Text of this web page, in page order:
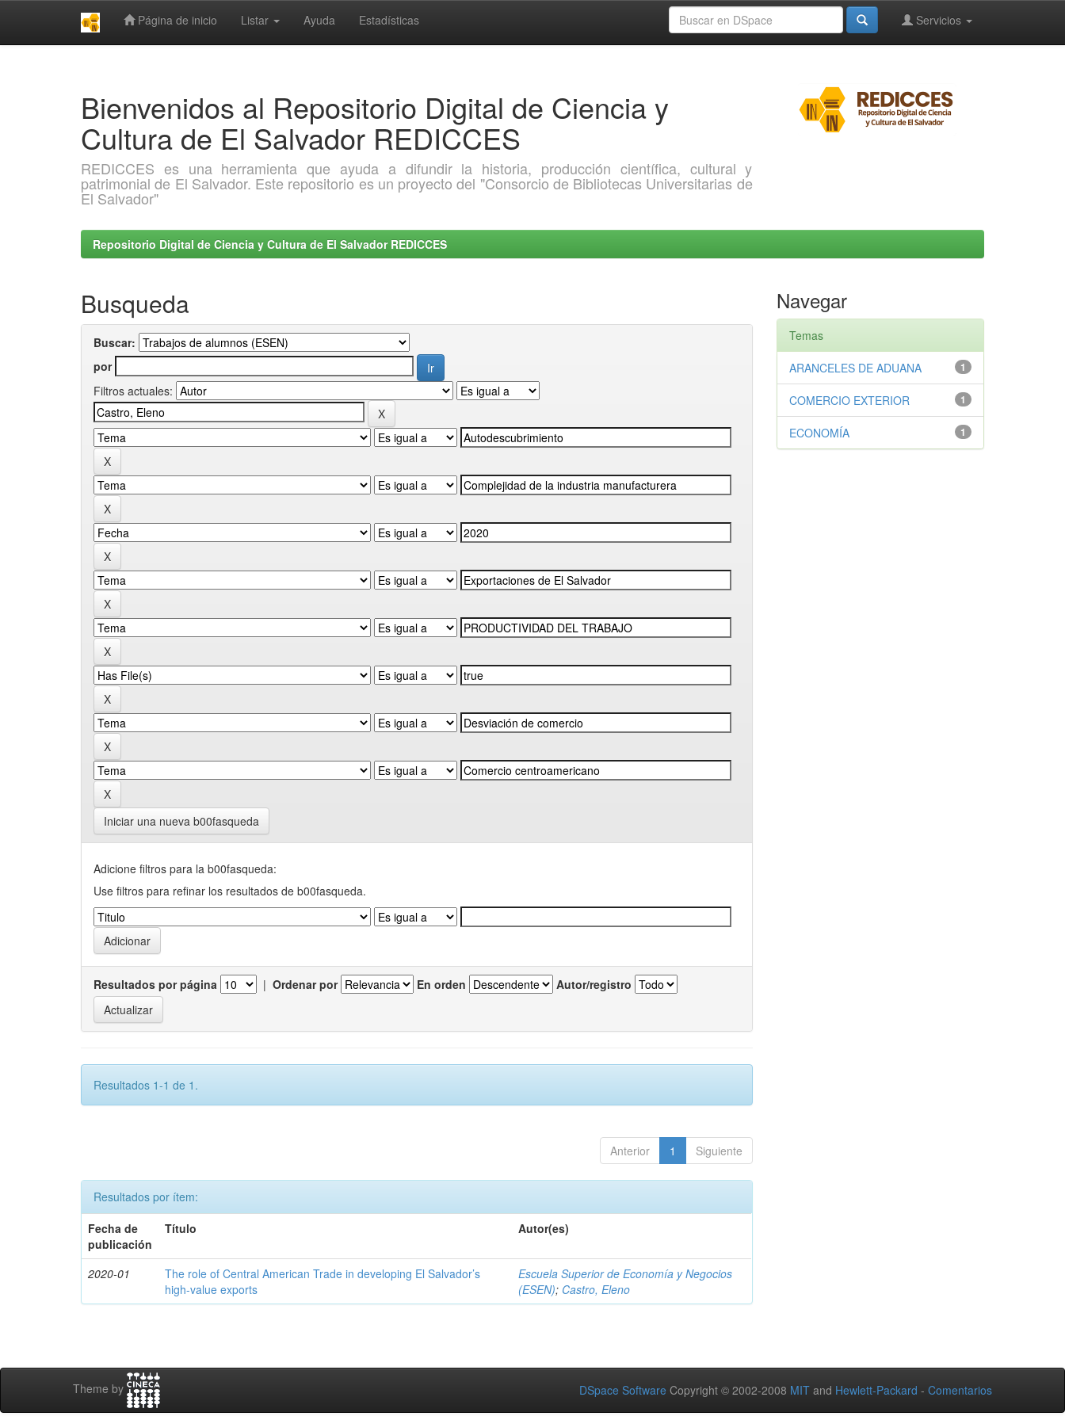
Página de inicio Listar Ayuda Estadísticas Servicios
Bienvenidos al Repositorio Digital de Ciencia y
Cultura de El Salvador REDICCES
REDICCES es una herramienta que ayuda a difundir la historia, producción científica, cultural y
patrimonial de El Salvador. Este repositorio es un proyecto del "Consorcio de Bibliotecas Universitarias de
El Salvador"
Repositorio Digital de Ciencia y Cultura de El Salvador REDICCES
Busqueda
Buscar:
por
Filtros actuales:
Iniciar una nueva b00fasqueda
Adicione filtros para la b00fasqueda:
Use filtros para refinar los resultados de b00fasqueda.
Resultados por página | Ordenar por En orden Autor/registro
Resultados 1-1 de 1.
Anterior 1 Siguiente
Resultados por ítem:
Fecha de
publicación
Título Autor(es)
2020-01
The role of Central American Trade in developing El Salvador’s
high-value exports
Escuela Superior de Economía y Negocios
(ESEN); Castro, Eleno
Navegar
Temas
1
ARANCELES DE ADUANA
1
COMERCIO EXTERIOR
1
ECONOMÍA
Theme by DSpace Software Copyright © 2002-2008 MIT and Hewlett-Packard - Comentarios